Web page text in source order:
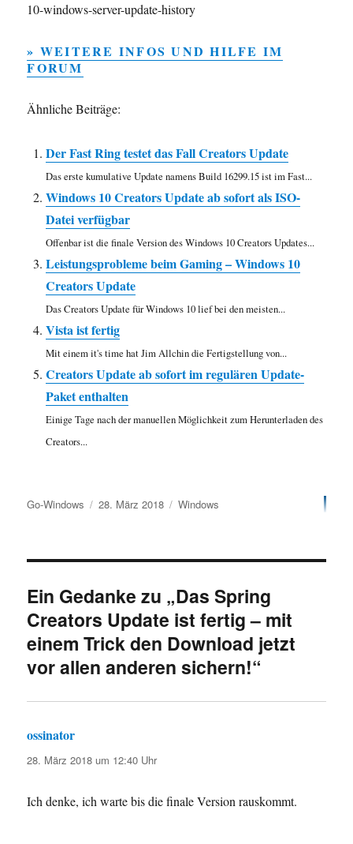
10-windows-server-update-history
» WEITERE INFOS UND HILFE IM
FORUM
Ähnliche Beiträge:
Der Fast Ring testet das Fall Creators Update
Das erste kumulative Update namens Build 16299.15 ist im Fast...
Windows 10 Creators Update ab sofort als ISO-
Datei verfügbar
Offenbar ist die finale Version des Windows 10 Creators Updates...
Leistungsprobleme beim Gaming – Windows 10
Creators Update
Das Creators Update für Windows 10 lief bei den meisten...
Vista ist fertig
Mit einem it's time hat Jim Allchin die Fertigstellung von...
Creators Update ab sofort im regulären Update-
Paket enthalten
Einige Tage nach der manuellen Möglichkeit zum Herunterladen des
Creators...
Autor
Go-Windows
Veröffentlicht
28. März 2018 Kategorien
Windows
Ein Gedanke zu „Das Spring
Creators Update ist fertig – mit
einem Trick den Download jetzt
vor allen anderen sichern!“
ossinator
28. März 2018 um 12:40 Uhr
Ich denke, ich warte bis die finale Version rauskommt.